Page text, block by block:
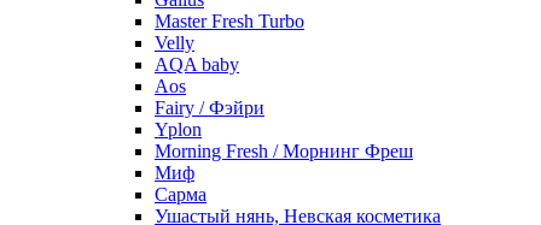
Master Fresh Turbo
Velly
AQA baby
Aos
Fairy / Фэйри
Yplon
Morning Fresh / Морнинг Фреш
Миф
Сарма
Ушастый нянь, Невская косметика